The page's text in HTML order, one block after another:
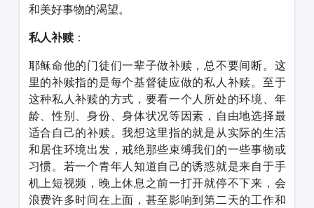
和美好事物的渴望。
私人补赎：
耶稣命他的门徒们一辈子做补赎，总不要间断。这
里的补赎指的是每个基督徒应做的私人补赎。至于
这种私人补赎的方式，要看一个人所处的环境、年
龄、性别、身份、身体状况等因素，自由地选择最
适合自己的补赎。我想这里指的就是从实际的生活
和居住环境出发，戒绝那些束缚我们的一些事物或
习惯。若一个青年人知道自己的诱惑就是来自于手
机上短视频，晚上休息之前一打开就停不下来，会
浪费许多时间在上面，甚至影响到第二天的工作和